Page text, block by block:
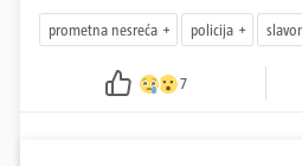
prometna nesreća policija
7